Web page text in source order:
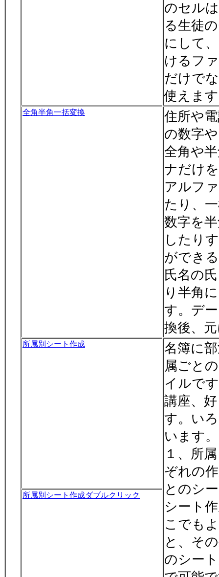
のセル
る生徒
にして
けるフ
だけで
使えま
全角半角一括変換
住所や
の数字
全角や
ナだけ
アルフ
たり、
数字を
したり
ができ
氏名の
り半角
す。デ
換後、
所属別シート作成
名簿に
属ごと
イルで
講座、
す。い
います
１、所
ぞれの
とのシ
シート
こでも
と、そ
のシー
所属別シート作成ダブルクリック